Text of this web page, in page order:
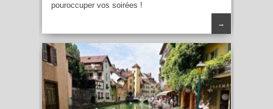
pouroccuper vos soirées !
→